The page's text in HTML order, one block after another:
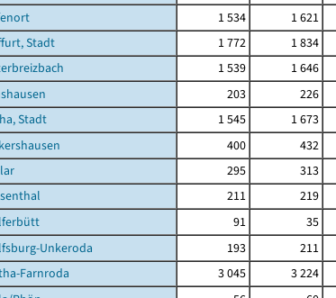
1 534 1 621
Stadt
1 772 1 834
1 539 1 646
203 226
Stadt
1 545 1 673
400 432
295 313
211 219
91 35
Unkeroda
193 211
Farnroda
3 045 3 224